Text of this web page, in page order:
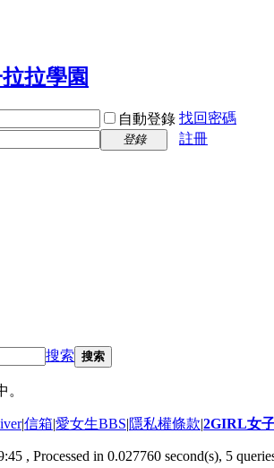
自動登錄 找回密碼
登錄
註冊
搜索 搜索
|信箱|愛女生BBS|隱私權條款|2GIRL女
, Processed in 0.027760 second(s), 5